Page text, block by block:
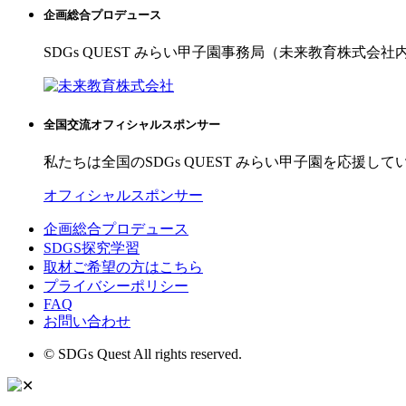
企画総合プロデュース
SDGs QUEST みらい甲子園事務局（未来教育株式会社内
全国交流オフィシャルスポンサー
私たちは全国のSDGs QUEST みらい甲子園を応援して
オフィシャルスポンサー
企画総合プロデュース
SDGS探究学習
取材ご希望の方はこちら
プライバシーポリシー
FAQ
お問い合わせ
© SDGs Quest All rights reserved.